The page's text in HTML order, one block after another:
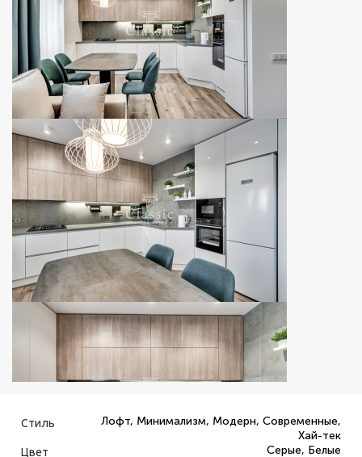
Стиль
Лофт, Минимализм, Модерн, Современные,
Хай-тек
Цвет Серые, Белые